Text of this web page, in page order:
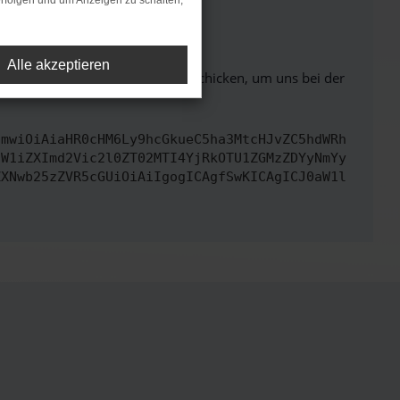
unterstützt werden.
Du kannst uns diesen Text schicken, um uns bei der
Alle akzeptieren